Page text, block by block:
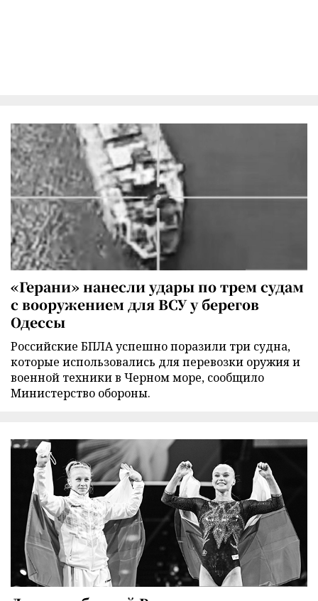
«Герани» нанесли удары по трем судам
с вооружением для ВСУ у берегов
Одессы
Российские БПЛА успешно поразили три судна,
которые использовались для перевозки оружия и
военной техники в Черном море, сообщило
Министерство обороны.